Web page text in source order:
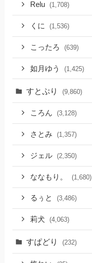
Relu (1,708)
くに (1,536)
こったろ (639)
如月ゆう (1,425)
すとぷり (9,860)
ころん (3,128)
さとみ (1,357)
ジェル (2,350)
ななもり。 (1,680)
るぅと (3,486)
莉犬 (4,063)
すぱどり (232)